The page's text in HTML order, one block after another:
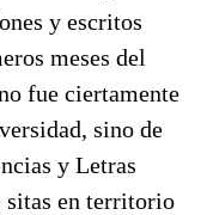
y escritos
meses del
fue ciertamente
sino de
y Letras
sitas en territorio